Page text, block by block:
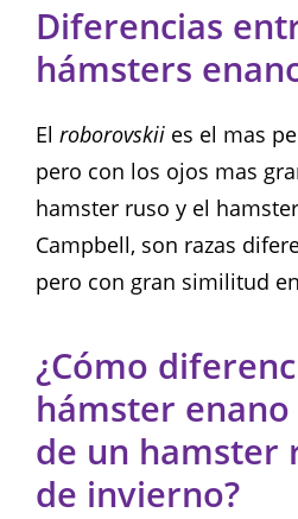
Diferencias
hámsters
El roborovskii es el mas
pero con los ojos mas
hamster ruso y el
Campbell, son razas
pero con gran similitud
¿Cómo
hámster
de un hamster
de invierno?